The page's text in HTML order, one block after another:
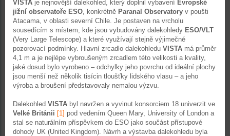
VISTA je nejnovější dalekohled, který doplnil vybavení Evropské
jižní observatoře ESO, konkrétně Paranal Observatory v poušti
Atacama, v oblasti severní Chile. Je postaven na vrcholu
sousedícím s místem, kde jsou vybudovány dalekohledy ESO/VLT
(Very Large Telescope) a které využívají stejně výjimečné
pozorovací podmínky. Hlavní zrcadlo dalekohledu VISTA má průměr
4,1 m a je nejlépe vybroušeným zrcadlem této velikosti a kvality,
jaké dosud bylo vyrobeno – odchylky jeho povrchu od ideální plochy
jsou menší než několik tisícin tloušťky lidského vlasu – a jeho
výroba a broušení představovaly nemalou výzvu.
Dalekohled VISTA byl navržen a vyvinut konsorciem 18 univerzit ve
Velké Británii [1] pod vedením Queen Mary, University of London a
stal se naturálním příspěvkem do ESO jako součást přístupové
dohody UK (United Kingdom). Návrh a výstavba dalekohledu byla